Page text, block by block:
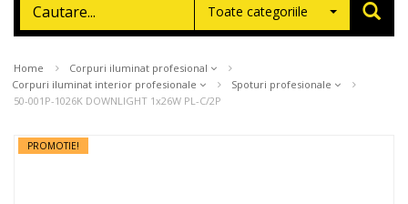
Toate categoriile
Home
Corpuri iluminat profesional
Corpuri iluminat interior profesionale
Spoturi profesionale
50-001P-1026K DOWNLIGHT 1x26W PL-C/2P
PROMOTIE!